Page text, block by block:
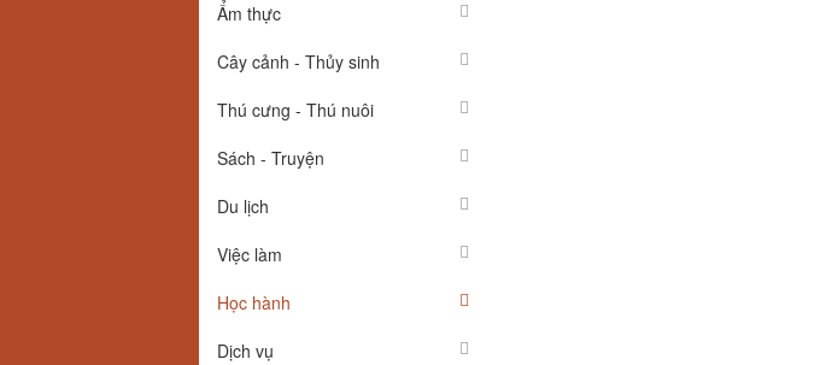
Ẩm thực
Cây cảnh - Thủy sinh
Thú cưng - Thú nuôi
Sách - Truyện
Du lịch
Việc làm
Học hành
Dịch vụ